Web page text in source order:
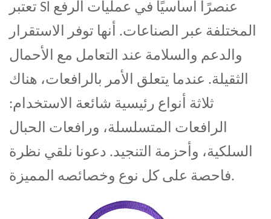
تعتبر Sl عنصرًا أساسيًا في عمليات الرفع
المختلفة عبر الصناعات. أنها توفر الاستقرار
والدعم والسلامة عند التعامل مع الأحمال
الثقيلة. عندما يتعلق الأمر بالرافعات، هناك
ثلاثة أنواع رئيسية شائعة الاستخدام:
الرافعات المتسلسلة، ورافعات الحبال
السلكية، وأحزمة التنجيد. دعونا نلقي نظرة
فاحصة على كل نوع وخصائصه المميزة.